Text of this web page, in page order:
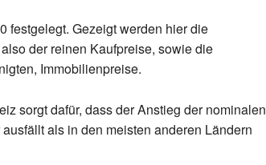
festgelegt. Gezeigt werden hier die
der reinen Kaufpreise, sowie die
Immobilienpreise.
sorgt dafür, dass der Anstieg der nominalen
als in den meisten anderen Ländern